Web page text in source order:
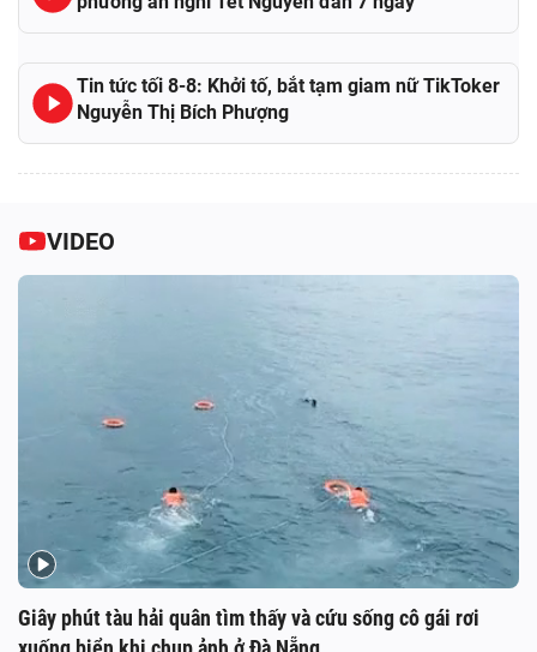
Tin tức tối 8-8: Khởi tố, bắt tạm giam nữ TikToker
Nguyễn Thị Bích Phượng
VIDEO
Giây phút tàu hải quân tìm thấy và cứu sống cô gái rơi